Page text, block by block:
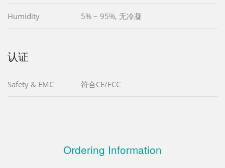
Humidity 5% ~ 95%, 无冷凝
认证
Safety & EMC 符合CE/FCC
Ordering Information